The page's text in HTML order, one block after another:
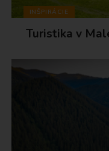
INŠPIRÁCIE
Turistika v